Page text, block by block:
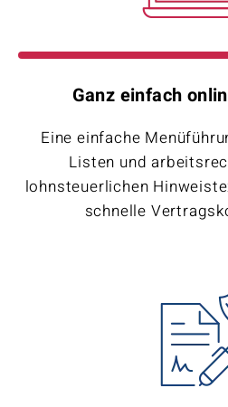
Ganz einfach
Eine einfache
Listen und
lohnsteuerlichen
schnelle